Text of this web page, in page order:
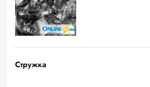
Стружка